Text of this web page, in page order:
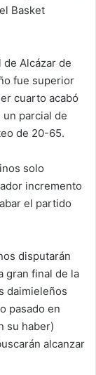
Basket
de Alcázar de
fue superior
cuarto acabó
parcial de
de 20-65.
solo
incremento
el partido
disputarán
gran final de la
daimieleños
pasado en
su haber)
alcanzar